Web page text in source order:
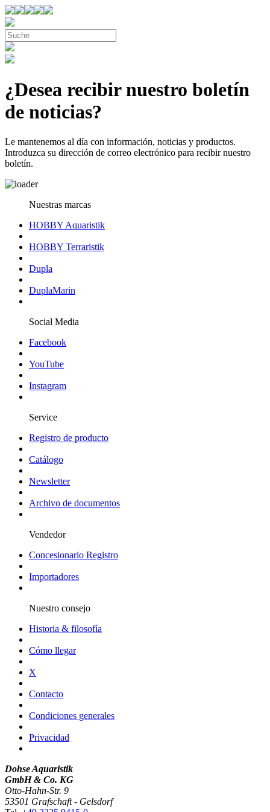
¿Desea recibir nuestro boletín
de noticias?
Le mantenemos al día con información, noticias y productos.
Introduzca su dirección de correo electrónico para recibir nuestro
boletín.
Nuestras marcas
HOBBY Aquaristik
HOBBY Terraristik
Dupla
DuplaMarin
Social Media
Facebook
YouTube
Instagram
Service
Registro de producto
Catálogo
Newsletter
Archivo de documentos
Vendedor
Concesionario Registro
Importadores
Nuestro consejo
Historia & filosofía
Cómo llegar
X
Contacto
Condiciones generales
Privacidad
Dohse Aquaristik
GmbH & Co. KG
Otto-Hahn-Str. 9
53501 Grafschaft - Gelsdorf